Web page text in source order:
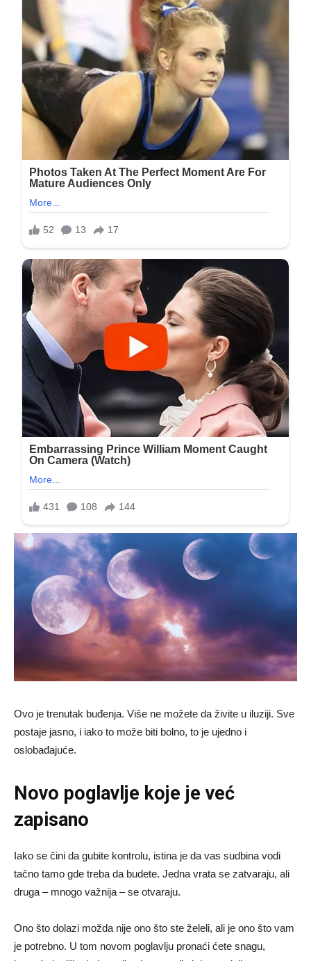
Ovo je trenutak buđenja. Više ne možete da živite u iluziji. Sve
postaje jasno, i iako to može biti bolno, to je ujedno i
oslobađajuće.
Novo poglavlje koje je već
zapisano
Iako se čini da gubite kontrolu, istina je da vas sudbina vodi
tačno tamo gde treba da budete. Jedna vrata se zatvaraju, ali
druga – mnogo važnija – se otvaraju.
Ono što dolazi možda nije ono što ste želeli, ali je ono što vam
je potrebno. U tom novom poglavlju pronaći ćete snagu,